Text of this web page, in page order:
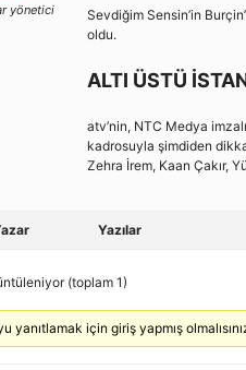
yönetici
Sevdiğim Sensin’in
oldu.
ALTI ÜSTÜ
atv’nin, NTC Medya
kadrosuyla şimdiden
Zehra İrem, Kaan Çakır,
Yazılar
(toplam 1)
yanıtlamak için giriş yapmış